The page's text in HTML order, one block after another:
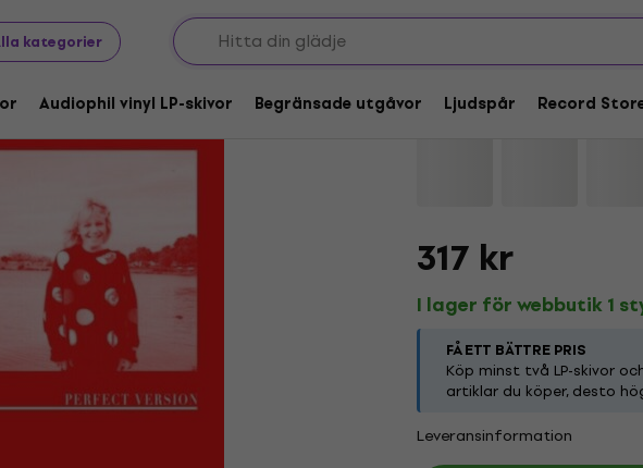
kategorier
Audiophil vinyl LP-skivor Begränsade utgåvor Ljudspår Record
Julia Shapiro -
Varumärke:Julia Shapiro
317 kr
I lager för webbutik 1
FÅ ETT BÄTTRE PRIS
Köp minst två LP-skivor
artiklar du köper, desto
Leveransinformation